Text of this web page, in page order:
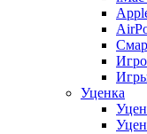
Уценка